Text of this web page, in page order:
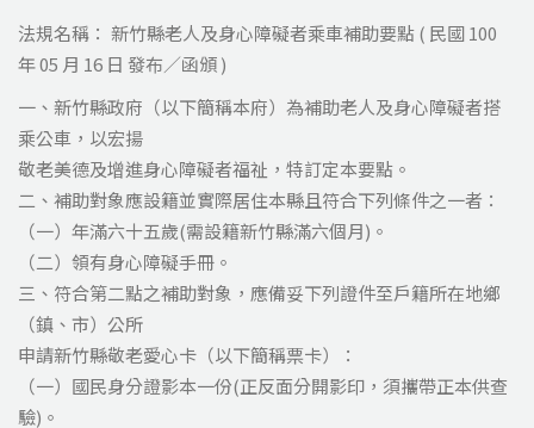
法規名稱： 新竹縣老人及身心障礙者乘車補助要點 ( 民國 100
年 05 月 16 日 發布／函頒 )
一、新竹縣政府（以下簡稱本府）為補助老人及身心障礙者搭
乘公車，以宏揚
敬老美德及增進身心障礙者福祉，特訂定本要點。
二、補助對象應設籍並實際居住本縣且符合下列條件之一者：
（一）年滿六十五歲(需設籍新竹縣滿六個月)。
（二）領有身心障礙手冊。
三、符合第二點之補助對象，應備妥下列證件至戶籍所在地鄉
（鎮、市）公所
申請新竹縣敬老愛心卡（以下簡稱票卡）：
（一）國民身分證影本一份(正反面分開影印，須攜帶正本供查
驗)。